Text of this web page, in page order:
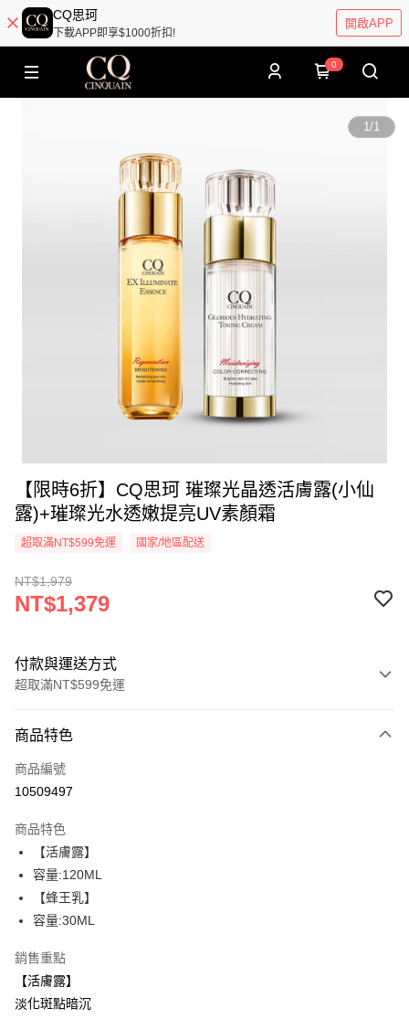
CQ思珂
下載APP即享$1000折扣!
開啟APP
0
1/1
【限時6折】CQ思珂 璀璨光晶透活膚露(小仙
露)+璀璨光水透嫩提亮UV素顏霜
超取滿NT$599免運 國家/地區配送
NT$1,979
NT$1,379
付款與運送方式
超取滿NT$599免運
信用卡一次付款
超商取貨付款
Apple Pay
街口支付
悠遊付
ATM付款
商品特色
商品編號
10509497
商品特色
【活膚露】
容量:120ML
【蜂王乳】
容量:30ML
銷售重點
【活膚露】
淡化斑點暗沉